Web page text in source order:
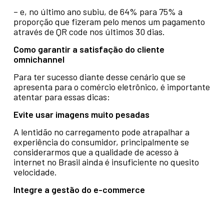
– e, no último ano subiu, de 64% para 75% a
proporção que fizeram pelo menos um pagamento
através de QR code nos últimos 30 dias.
Como garantir a satisfação do cliente
omnichannel
Para ter sucesso diante desse cenário que se
apresenta para o comércio eletrônico, é importante
atentar para essas dicas:
Evite usar imagens muito pesadas
A lentidão no carregamento pode atrapalhar a
experiência do consumidor, principalmente se
considerarmos que a qualidade de acesso à
internet no Brasil ainda é insuficiente no quesito
velocidade.
Integre a gestão do e-commerce